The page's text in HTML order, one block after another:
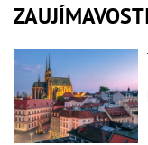
ZAUJÍMAVOSTI